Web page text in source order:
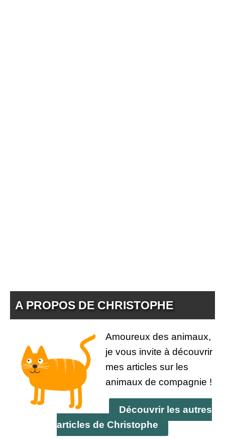
A PROPOS DE CHRISTOPHE
Amoureux des animaux,
je vous invite à découvrir
mes articles sur les
animaux de compagnie !
Découvrir les autres
articles de Christophe